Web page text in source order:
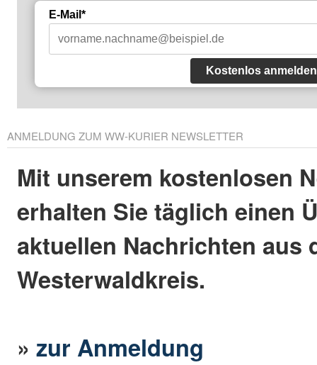
E-Mail*
Kostenlos anmelden
ANMELDUNG ZUM WW-KURIER NEWSLETTER
Mit unserem kostenlosen
erhalten Sie täglich einen
aktuellen Nachrichten aus
Westerwaldkreis.
»zur Anmeldung